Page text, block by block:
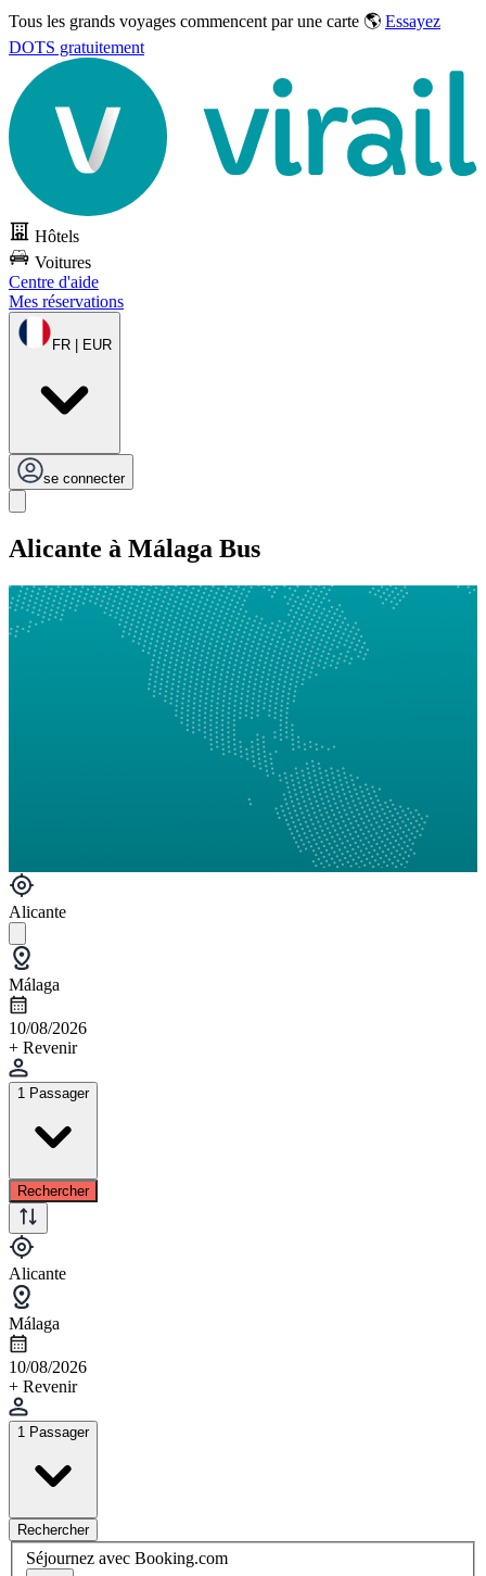
Tous les grands voyages commencent par une carte 🌎 Essayez
DOTS gratuitement
Hôtels
Voitures
Centre d'aide
Mes réservations
FR | EUR
se connecter
Alicante à Málaga Bus
Alicante
Málaga
10/08/2026
+ Revenir
1 Passager
Rechercher
Alicante
Málaga
10/08/2026
+ Revenir
1 Passager
Rechercher
Séjournez avec Booking.com